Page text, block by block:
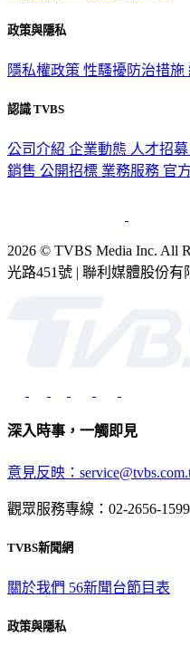
政策與隱私
隱私權政策 性騷擾防治措施
認識 TVBS
公司介紹 企業動態 人才招募
銷售 公開招標 業務服務 官
2026 © TVBS Media Inc. All
光路451號 | 聯利媒體股份有
深入時事，一觸即見
意見反映：
觀眾服務專線：02-2656-1599
TVBS新聞網
關於我們 56新聞台節目表
政策與隱私